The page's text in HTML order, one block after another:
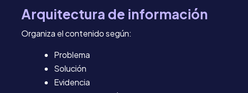
Arquitectura de información
Organiza el contenido según:
Problema
Solución
Evidencia